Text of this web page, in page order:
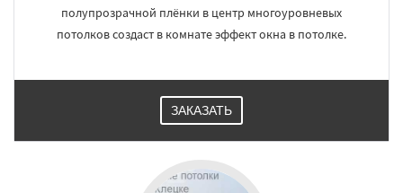
полупрозрачной плёнки в центр многоуровневых
потолков создаст в комнате эффект окна в потолке.
ЗАКАЗАТЬ